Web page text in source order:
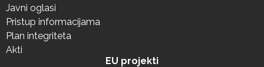
Javni oglasi
Pristup informacijama
Plan integriteta
Akti
EU projekti